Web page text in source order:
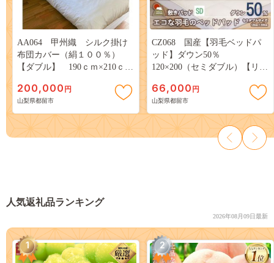
AA064 甲州織 シルク掛け
布団カバー（絹１００％）
【ダブル】 190ｃｍ×210ｃ
200,000 円
山梨県都留市
CZ068 国産【羽毛ベッドパ
ッド】ダウン50％
120×200（セミダブル）【リユ
66,000 円
山梨県都留市
人気返礼品ランキング
2026年08月09日最新
1 2